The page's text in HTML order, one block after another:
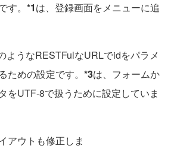
す。 *1は、登録画面をメニューに追
ようなRESTFulなURLでidをパラメ
ための設定です。 *3は、フォームか
をUTF-8で扱うために設定していま
アウトも修正しま